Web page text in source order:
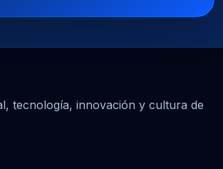
tecnología, innovación y cultura de